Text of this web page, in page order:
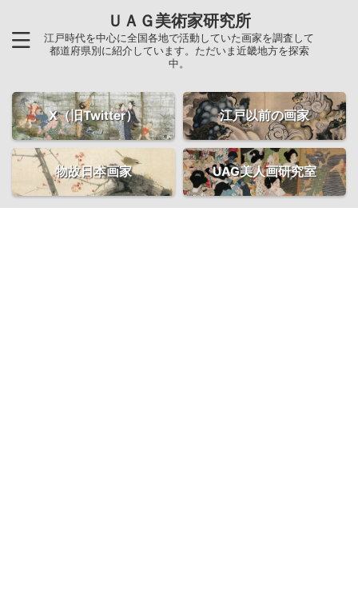
ＵＡＧ美術家研究所
江戸時代を中心に全国各地で活動していた画家を調査して
都道府県別に紹介しています。ただいま近畿地方を探索
中。
X（旧Twitter） 江戸以前の画家
物故日本画家 UAG美人画研究室